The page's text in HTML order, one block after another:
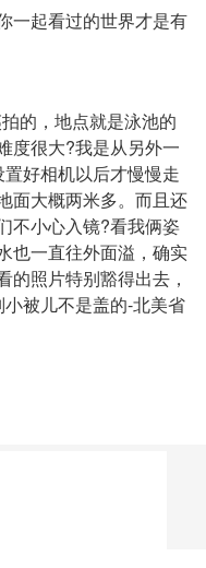
一起看过的世界才是有
的，地点就是泳池的
度很大?我是从另外一
好相机以后才慢慢走
面大概两米多。而且还
不小心入镜?看我俩姿
也一直往外面溢，确实
的照片特别豁得出去，
被儿不是盖的-北美省